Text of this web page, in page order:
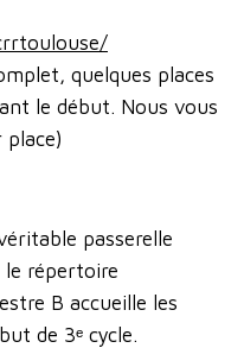
quelques places
le début. Nous vous
passerelle
répertoire
B accueille les
de 3ᵉ cycle.